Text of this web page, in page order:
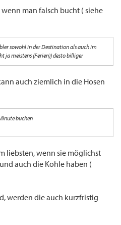
man falsch bucht ( siehe
sowohl in der Destination als auch im
ja meistens (Ferien)) desto billiger
auch ziemlich in die Hosen
buchen
liebsten, wenn sie möglichst
auch die Kohle haben (
werden die auch kurzfristig